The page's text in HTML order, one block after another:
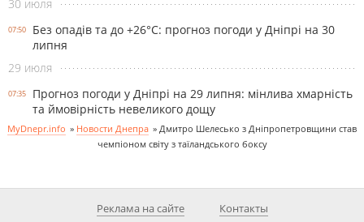
30 июля
07:50
Без опадів та до +26°С: прогноз погоди у Дніпрі на 30
липня
29 июля
07:35
Прогноз погоди у Дніпрі на 29 липня: мінлива хмарність
та ймовірність невеликого дощу
MyDnepr.info » Новости Днепра » Дмитро Шелесько з Дніпропетровщини став
чемпіоном світу з таїландського боксу
Реклама на сайте Контакты